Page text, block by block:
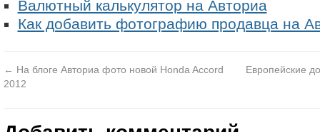
Валютный калькулятор на Авториа
Как добавить фотографию продавца на
← На блоге Авториа фото новой Honda Accord
2012
Европейские